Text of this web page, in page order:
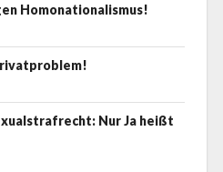
Homonationalismus!
Nur Ja heißt